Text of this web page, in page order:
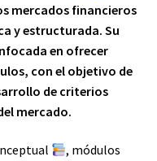
mercados financieros
y estructurada. Su
en ofrecer
con el objetivo de
de criterios
mercado.
, módulos